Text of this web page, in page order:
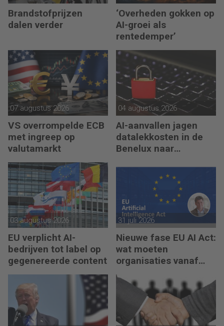
Brandstofprijzen
dalen verder
‘Overheden gokken op
AI-groei als
rentedemper’
07 augustus 2026
VS overrompelde ECB
met ingreep op
valutamarkt
04 augustus 2026
AI-aanvallen jagen
datalekkosten in de
Benelux naar
03 augustus 2026
EU verplicht AI-
bedrijven tot label op
gegenereerde content
31 juli 2026
Nieuwe fase EU AI Act:
wat moeten
organisaties vanaf
augustus 2026
regelen?